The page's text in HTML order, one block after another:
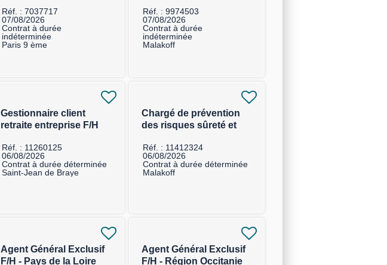
Réf. : 7037717
07/08/2026
Contrat à durée
indéterminée
Paris 9 ème
Réf. : 9974503
07/08/2026
Contrat à durée
indéterminée
Malakoff
Gestionnaire client
retraite entreprise F/H
Réf. : 11260125
06/08/2026
Contrat à durée déterminée
Saint-Jean de Braye
Chargé de prévention
des risques sûreté et
Réf. : 11412324
06/08/2026
Contrat à durée déterminée
Malakoff
Agent Général Exclusif
F/H - Pays de la Loire
Agent Général Exclusif
F/H - Région Occitanie